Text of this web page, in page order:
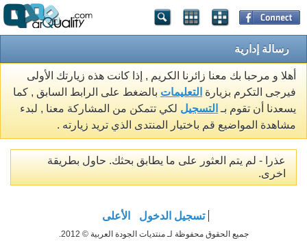
رسالة إدارية
أهلا و مرحبا بك معنا زائرنا الكريم , إذا كانت هذه زيارتك الأولى
فيرجى التكرم بزيارة التعليمات بالضغط على الرابط السابق , كما
يسعدنا أن تقوم بـ التسجيل لكي تتمكن من المشاركة معنا , لبدء
مشاهدة المواضيع قم باختيار المنتدى الذي تريد زيارته .
عذرا - لم يتم العثور على ما يطابق بحثك. حاول بطريقة
اخرى.
تسجيل الدخول الأعلى
جميع الحقوق محفوظة لـ منتديات الجودة العربية © 2012.